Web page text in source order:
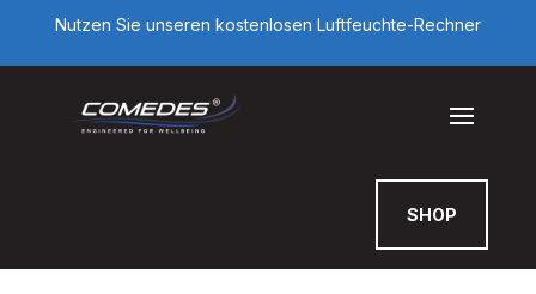
Nutzen Sie unseren kostenlosen Luftfeuchte-Rechner
SHOP